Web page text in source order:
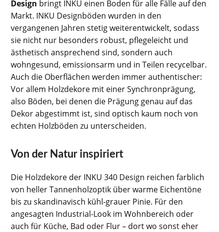
Design bringt INKU einen Boden für alle Fälle auf den
Markt. INKU Designböden wurden in den
vergangenen Jahren stetig weiterentwickelt, sodass
sie nicht nur besonders robust, pflegeleicht und
ästhetisch ansprechend sind, sondern auch
wohngesund, emissionsarm und in Teilen recycelbar.
Auch die Oberflächen werden immer authentischer:
Vor allem Holzdekore mit einer Synchronprägung,
also Böden, bei denen die Prägung genau auf das
Dekor abgestimmt ist, sind optisch kaum noch von
echten Holzböden zu unterscheiden.
Von der Natur inspiriert
Die Holzdekore der INKU 340 Design reichen farblich
von heller Tannenholzoptik über warme Eichentöne
bis zu skandinavisch kühl-grauer Pinie. Für den
angesagten Industrial-Look im Wohnbereich oder
auch für Küche, Bad oder Flur – dort wo sonst eher